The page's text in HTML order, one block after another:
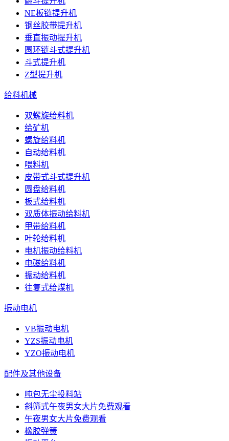
NE板链提升机
钢丝胶带提升机
垂直振动提升机
圆环链斗式提升机
斗式提升机
Z型提升机
给料机械
双螺旋给料机
给矿机
螺旋给料机
自动给料机
喂料机
皮带式斗式提升机
圆盘给料机
板式给料机
双质体振动给料机
甲带给料机
叶轮给料机
电机振动给料机
电磁给料机
振动给料机
往复式给煤机
振动电机
VB振动电机
YZS振动电机
YZO振动电机
配件及其他设备
吨包无尘投料站
斜筛式午夜男女大片免费观看
午夜男女大片免费观看
橡胶弹簧